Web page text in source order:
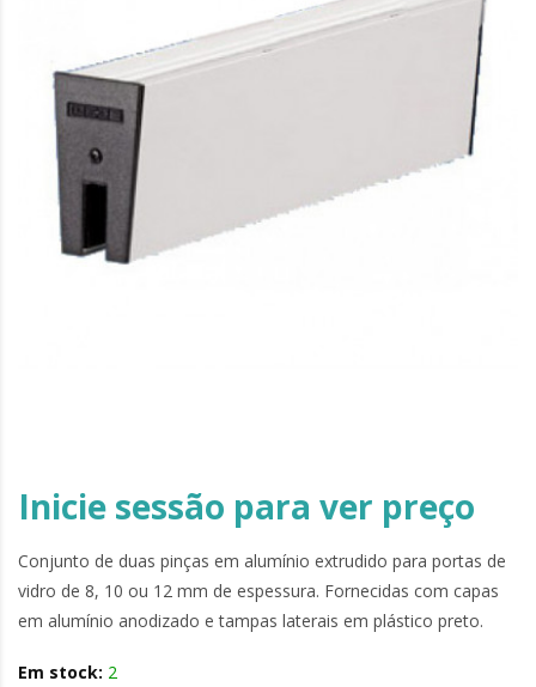
Inicie sessão para ver preço
Conjunto de duas pinças em alumínio extrudido para portas de
vidro de 8, 10 ou 12 mm de espessura. Fornecidas com capas
em alumínio anodizado e tampas laterais em plástico preto.
Em stock: 2